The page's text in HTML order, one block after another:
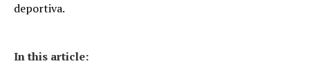
deportiva.
In this article: